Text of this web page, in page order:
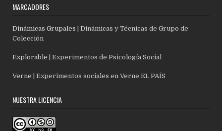
MARCADORES
Dinámicas Grupales | Dinámicas y Técnicas de Grupo de
Colección
Explorable | Experimentos de Psicología Social
Verne | Experimentos sociales en Verne EL PAÍS
NUESTRA LICENCIA